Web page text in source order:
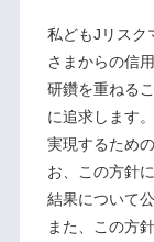
私どもJリスク
さまからの信
研鑽を重ねる
に追求します
実現するため
お、この方針
結果について
また、この方